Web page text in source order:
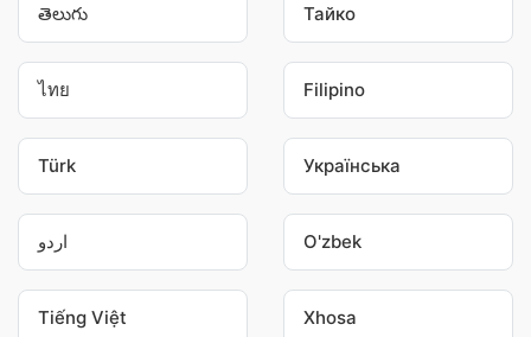
తెలుగు Тайко
ไทย Filipino
Türk Українська
اردو O'zbek
Tiếng Việt Xhosa